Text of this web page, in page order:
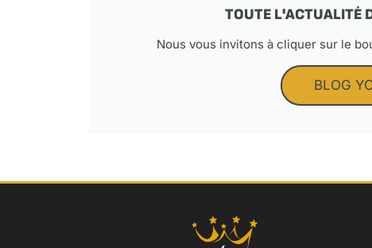
TOUTE L'ACTUALITÉ
Nous vous invitons à cliquer sur le
BLOG